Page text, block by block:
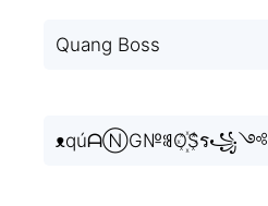
Quang Boss
ᴥqúᗩⓃG№ꌃO꙰S͛ร꧁༺